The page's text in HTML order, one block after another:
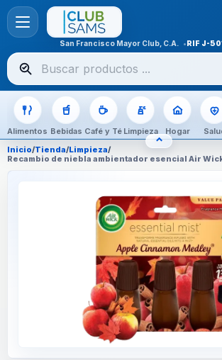
San Francisco Mayor Club, C.A. RIF J-
Buscar
productos
Alimentos Bebidas Café y Té Limpieza Hogar
⌃OCULTAR
Inicio/Tienda/Limpieza/
Recambio de niebla ambientador esencial Air